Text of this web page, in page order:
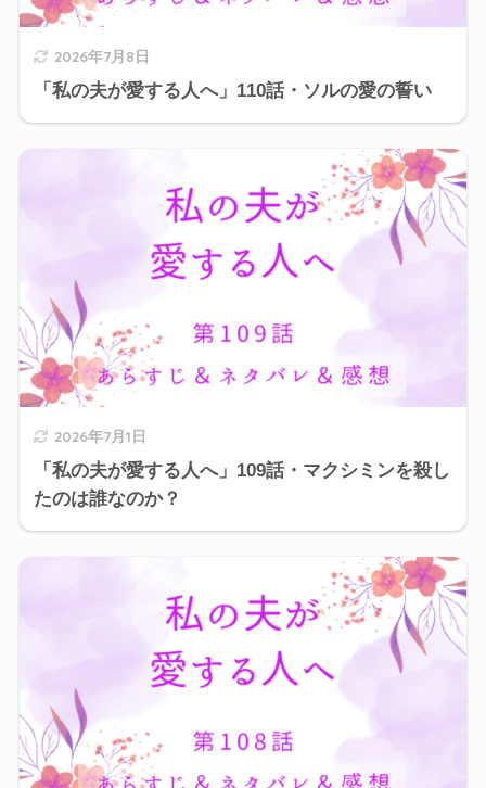
2026年7月8日
「私の夫が愛する人へ」110話・ソルの愛の誓い
2026年7月1日
「私の夫が愛する人へ」109話・マクシミンを殺し
たのは誰なのか？